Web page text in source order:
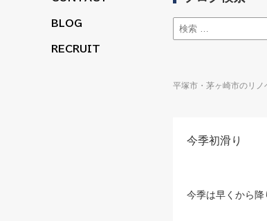
BLOG
RECRUIT
平塚市・茅ヶ崎市のリ
今季初滑り
今季は早くから降